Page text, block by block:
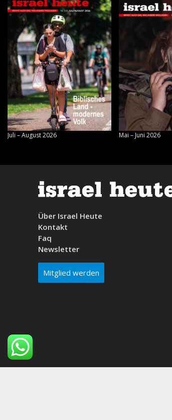
Juli – August 2026 Mai – Juni 2026
Über Israel Heute
Kontakt
Faq
Newsletter
Mitglied werden